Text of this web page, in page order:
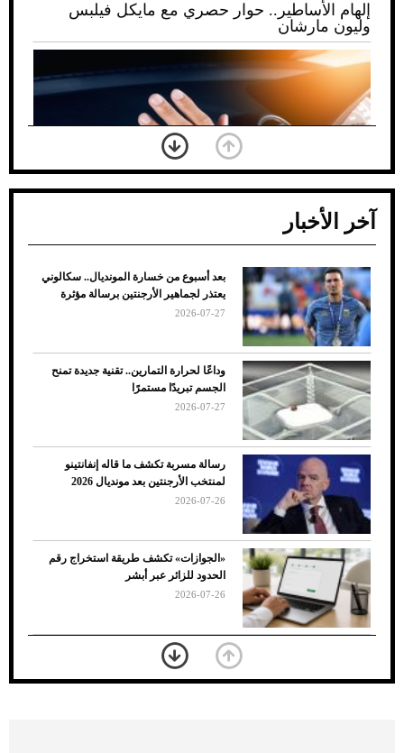
إلهام الأساطير.. حوار حصري مع مايكل فيلبس
وليون مارشان
ضعف تبريد مكيف السيارة عند الوقوف.. أشهر
الأسباب والحلول
7 نصائح لاختيار لون البنطلون المناسب للقميص
الأسود
آخر الأخبار
بعد أسبوع من خسارة المونديال.. سكالوني
يعتذر لجماهير الأرجنتين برسالة مؤثرة
2026-07-27
وداعًا لحرارة التمارين.. تقنية جديدة تمنح
الجسم تبريدًا مستمرًا
2026-07-27
رسالة مسربة تكشف ما قاله إنفانتينو
لمنتخب الأرجنتين بعد مونديال 2026
2026-07-26
«الجوازات» تكشف طريقة استخراج رقم
الحدود للزائر عبر أبشر
2026-07-26
بعد 7 أشهر من تعرضه لحادث مروع.. جوشوا
يفوز على برينغا بـ"الضربة القاضية" (فيديو)